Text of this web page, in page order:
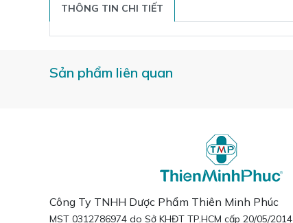
THÔNG TIN CHI TIẾT
Sản phẩm liên quan
Công Ty TNHH Dược Phẩm Thiên Minh Phúc
MST 0312786974 do Sở KHĐT TP.HCM cấp 20/05/2014